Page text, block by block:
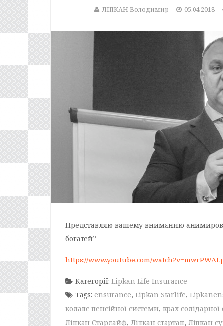
ЛІПКАН Володимир 05.04.2018
Представляю вашему вниманию
богатей”
https://www.youtube.com/
Категорії: Lipkan Life Insurance
Tags: ensurance, Lipkan Starlife,
колапс пенсійної системи, крах солідарної
Ліпкан Старлайф, Ліпкан стартап, Ліпкан